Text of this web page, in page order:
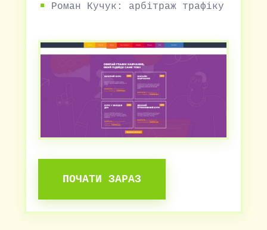
Роман Кучук: арбітраж трафіку
ПОЧАТИ ЗАРАЗ